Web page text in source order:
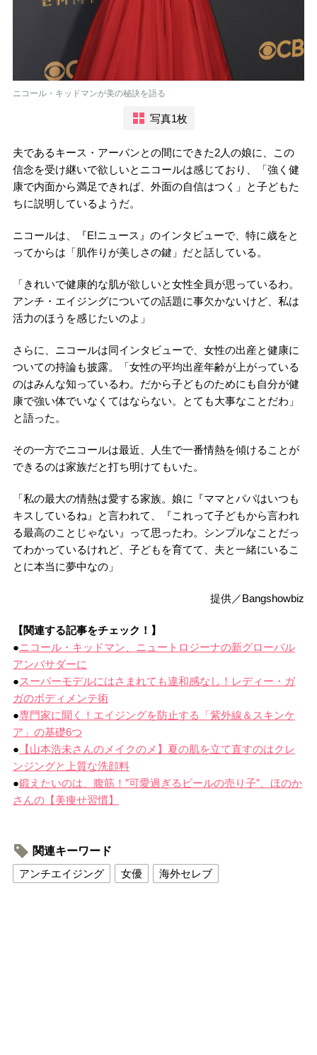
ニコール・キッドマンが美の秘訣を語る
写真1枚
夫であるキース・アーバンとの間にできた2人の娘に、この
信念を受け継いで欲しいとニコールは感じており、「強く健
康で内面から満足できれば、外面の自信はつく」と子どもた
ちに説明しているようだ。
ニコールは、『E!ニュース』のインタビューで、特に歳をと
ってからは「肌作りが美しさの鍵」だと話している。
「きれいで健康的な肌が欲しいと女性全員が思っているわ。
アンチ・エイジングについての話題に事欠かないけど、私は
活力のほうを感じたいのよ」
さらに、ニコールは同インタビューで、女性の出産と健康に
ついての持論も披露。「女性の平均出産年齢が上がっている
のはみんな知っているわ。だから子どものためにも自分が健
康で強い体でいなくてはならない。とても大事なことだわ」
と語った。
その一方でニコールは最近、人生で一番情熱を傾けることが
できるのは家族だと打ち明けてもいた。
「私の最大の情熱は愛する家族。娘に『ママとパパはいつも
キスしているね』と言われて、『これって子どもから言われ
る最高のことじゃない』って思ったわ。シンプルなことだっ
てわかっているけれど、子どもを育てて、夫と一緒にいるこ
とに本当に夢中なの」
提供／Bangshowbiz
【関連する記事をチェック！】
●ニコール・キッドマン、ニュートロジーナの新グローバル
アンバサダーに
●スーパーモデルにはさまれても違和感なし！レディー・ガ
ガのボディメンテ術
●専門家に聞く！エイジングを防止する「紫外線＆スキンケ
ア」の基礎6つ
● 【山本浩未さんのメイクのメ】夏の肌を立て直すのはクレ
ンジングと上質な洗顔料
●鍛えたいのは、腹筋！”可愛過ぎるビールの売り子”、ほのか
さんの【美痩せ習慣】
関連キーワード
アンチエイジング
女優 海外セレブ